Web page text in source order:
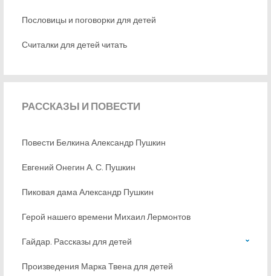
Пословицы и поговорки для детей
Считалки для детей читать
РАССКАЗЫ И ПОВЕСТИ
Повести Белкина Александр Пушкин
Евгений Онегин А. С. Пушкин
Пиковая дама Александр Пушкин
Герой нашего времени Михаил Лермонтов
Гайдар. Рассказы для детей
Произведения Марка Твена для детей